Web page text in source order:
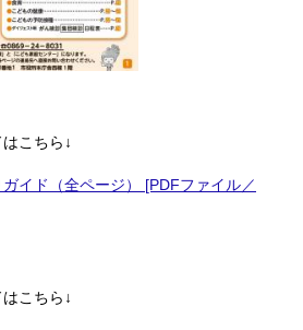
こちら↓
イド（全ページ） [PDFファイル／
こちら↓